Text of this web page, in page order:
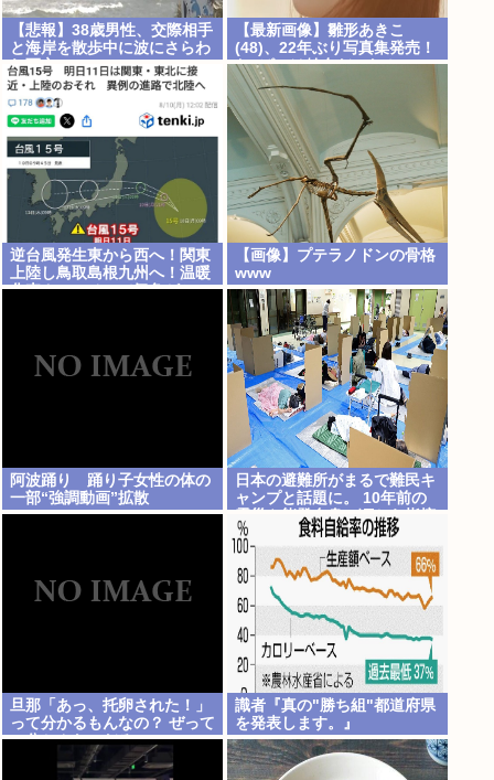
【悲報】38歳男性、交際相手
と海岸を散歩中に波にさらわ
れ死亡
【最新画像】雛形あきこ
(48)、22年ぶり写真集発売！
お●ぱいは健在だった！
逆台風発生東から西へ！関東
上陸し鳥取島根九州へ！温暖
化車カスのせいで気象がシッ
【画像】プテラノドンの骨格
www
阿波踊り 踊り子女性の体の
一部“強調動画”拡散
日本の避難所がまるで難民キ
ャンプと話題に。 10年前の
震災や能登自身の頃から指摘
されてたのになぜ改善されな
いのか？
旦那「あっ、托卵された！」
って分かるもんなの？ ぜって
ー分かんないだろ。
識者『真の"勝ち組"都道府県
を発表します。』